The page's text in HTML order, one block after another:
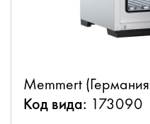
Memmert
Код вида: 173090